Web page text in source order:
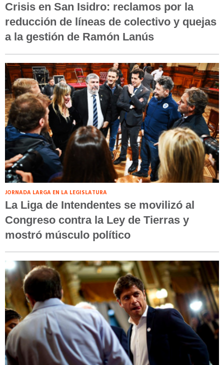
Crisis en San Isidro: reclamos por la
reducción de líneas de colectivo y quejas
a la gestión de Ramón Lanús
JORNADA LARGA EN LA LEGISLATURA
La Liga de Intendentes se movilizó al
Congreso contra la Ley de Tierras y
mostró músculo político